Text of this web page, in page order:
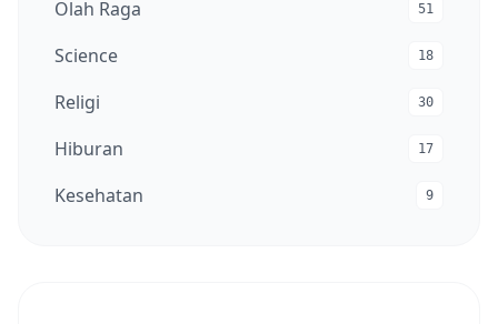
Olah Raga 51
Science 18
Religi 30
Hiburan 17
Kesehatan 9